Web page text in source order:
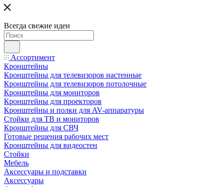
Всегда свежие идеи
Ассортимент
Кронштейны
Кронштейны для телевизоров настенные
Кронштейны для телевизоров потолочные
Кронштейны для мониторов
Кронштейны для проекторов
Кронштейны и полки для AV-аппаратуры
Стойки для ТВ и мониторов
Кронштейны для СВЧ
Готовые решения рабочих мест
Кронштейны для видеостен
Стойки
Мебель
Аксессуары и подставки
Аксессуары